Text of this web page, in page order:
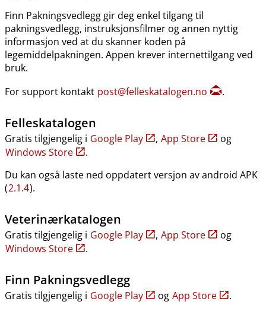
Finn Pakningsvedlegg gir deg enkel tilgang til
pakningsvedlegg, instruksjonsfilmer og annen nyttig
informasjon ved at du skanner koden på
legemiddelpakningen. Appen krever internettilgang ved
bruk.
For support kontakt post@felleskatalogen.no .
Felleskatalogen
Gratis tilgjengelig i Google Play , App Store
og
Windows Store
.
Du kan også laste ned oppdatert versjon av android APK
(2.1.4).
Veterinærkatalogen
Gratis tilgjengelig i Google Play , App Store
og
Windows Store
.
Finn Pakningsvedlegg
Gratis tilgjengelig i Google Play og App Store .